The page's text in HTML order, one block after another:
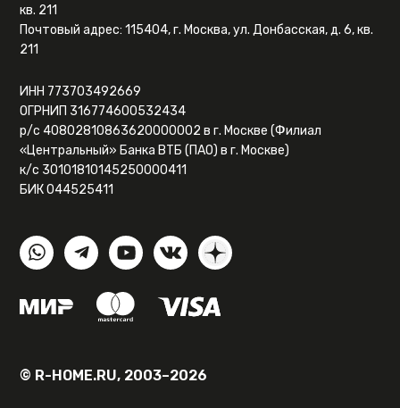
кв. 211
Почтовый адрес: 115404, г. Москва, ул. Донбасская, д. 6, кв.
211
ИНН 773703492669
ОГРНИП 316774600532434
р/с 40802810863620000002 в г. Москве (Филиал
«Центральный» Банка ВТБ (ПАО) в г. Москве)
к/с 30101810145250000411
БИК 044525411
© R-HOME.RU, 2003–2026